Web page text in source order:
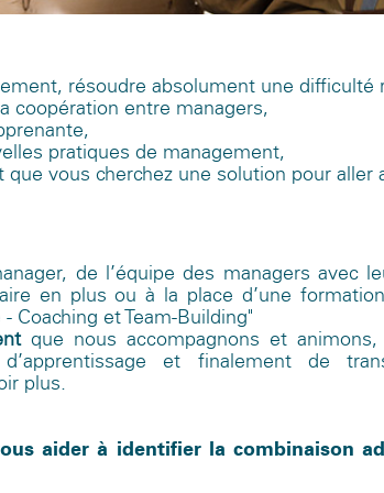
résoudre absolument une difficulté
coopération entre managers,
pratiques de management,
vous cherchez une solution pour aller
de l’équipe des managers avec
en plus ou à la place d’une
Coaching et Team-Building"
que nous accompagnons et
et finalement de
plus.
aider à identifier la combinaison